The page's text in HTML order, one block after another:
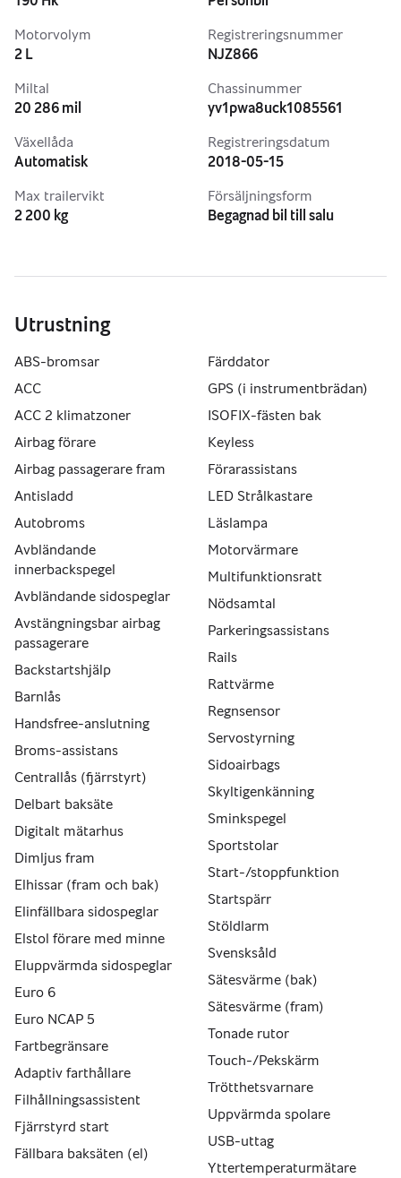
Motorvolym
2 L
Miltal
20 286 mil
Växellåda
Automatisk
Max trailervikt
2 200 kg
Registreringsnummer
NJZ866
Chassinummer
yv1pwa8uck1085561
Registreringsdatum
2018-05-15
Försäljningsform
Begagnad bil till salu
Utrustning
ABS-bromsar
ACC
ACC 2 klimatzoner
Airbag förare
Airbag passagerare fram
Antisladd
Autobroms
Avbländande
innerbackspegel
Avbländande sidospeglar
Avstängningsbar airbag
passagerare
Backstartshjälp
Barnlås
Handsfree-anslutning
Broms-assistans
Centrallås (fjärrstyrt)
Delbart baksäte
Digitalt mätarhus
Dimljus fram
Elhissar (fram och bak)
Elinfällbara sidospeglar
Elstol förare med minne
Eluppvärmda sidospeglar
Euro 6
Euro NCAP 5
Fartbegränsare
Adaptiv farthållare
Filhållningsassistent
Fjärrstyrd start
Fällbara baksäten (el)
Färddator
GPS (i instrumentbrädan)
ISOFIX-fästen bak
Keyless
Förarassistans
LED Strålkastare
Läslampa
Motorvärmare
Multifunktionsratt
Nödsamtal
Parkeringsassistans
Rails
Rattvärme
Regnsensor
Servostyrning
Sidoairbags
Skyltigenkänning
Sminkspegel
Sportstolar
Start-/stoppfunktion
Startspärr
Stöldlarm
Svensksåld
Sätesvärme (bak)
Sätesvärme (fram)
Tonade rutor
Touch-/Pekskärm
Trötthetsvarnare
Uppvärmda spolare
USB-uttag
Yttertemperaturmätare